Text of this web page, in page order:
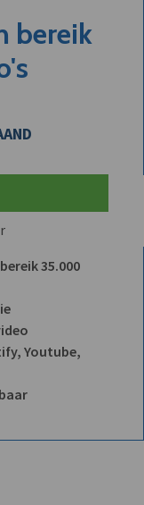
bereik
35.000
Youtube,